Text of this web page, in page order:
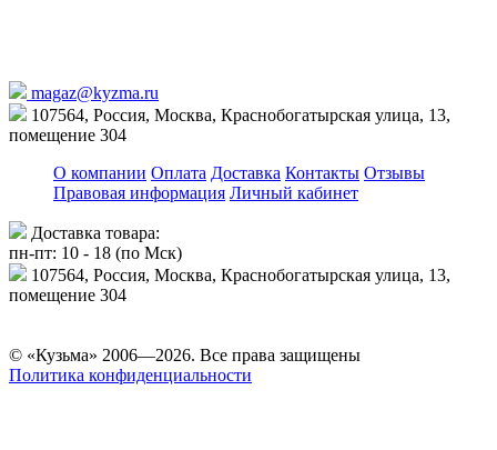
magaz@kyzma.ru
107564, Россия, Москва, Краснобогатырская улица, 13,
помещение 304
О компании Оплата Доставка Контакты Отзывы
Правовая информация Личный кабинет
Доставка товара:
пн-пт: 10 - 18 (по Мск)
107564, Россия, Москва, Краснобогатырская улица, 13,
помещение 304
© «Кузьма» 2006—2026. Все права защищены
Политика конфиденциальности